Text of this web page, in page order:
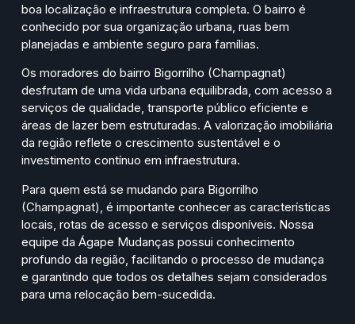
boa localização e infraestrutura completa. O bairro é
conhecido por sua organização urbana, ruas bem
planejadas e ambiente seguro para famílias.
Os moradores do bairro Bigorrilho (Champagnat)
desfrutam de uma vida urbana equilibrada, com acesso a
serviços de qualidade, transporte público eficiente e
áreas de lazer bem estruturadas. A valorização imobiliária
da região reflete o crescimento sustentável e o
investimento contínuo em infraestrutura.
Para quem está se mudando para Bigorrilho
(Champagnat), é importante conhecer as características
locais, rotas de acesso e serviços disponíveis. Nossa
equipe da Ágape Mudanças possui conhecimento
profundo da região, facilitando o processo de mudança
e garantindo que todos os detalhes sejam considerados
para uma relocação bem-sucedida.